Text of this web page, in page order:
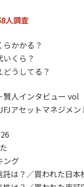
人調査
かかる？
くら？
うしてる？
賢人インタビュー vol
アセットマネジメン
ング
託は？／買われた日本